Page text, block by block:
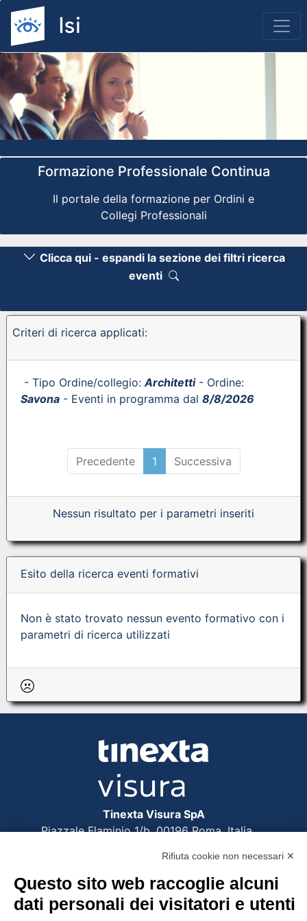
Previous
Formazione Professionale Continua
Il portale della formazione per Ordini e
Collegi Professionali
Clicca qui - espandi la sezione dei filtri ricerca
eventi
Criteri di ricerca applicati:
- Tipo Ordine/collegio:Architetti- Ordine:
Savona - Eventi in programma dal 8/8/2026
Precedente 1 Successiva
Nessun risultato per i parametri inseriti
Esito della ricerca eventi formativi
Non è stato trovato nessun evento formativo con i
parametri di ricerca utilizzati
Tinexta Visura SpA
Piazzale Flaminio 1/b, 00196 Roma, Italia
Società soggetta alla direzione e coordinamento
di Tinexta SpA
P.IVA 05338771008 REA n. 877679
Rifiuta cookie non necessari ✕
Questo sito web raccoglie alcuni
dati personali dei visitatori e utenti